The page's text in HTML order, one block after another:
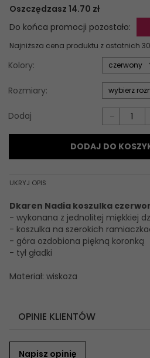
Oszczędzasz 14.70 zł
Do końca promocji pozostało:
Najniższa cena produktu z ostatnich
Kolory: options[34]
czerwony
Rozmiary: options[35]
wybierz
Dodaj
DODAJ DO
UKRYJ OPIS
Dkaren Nadia koszulka
- wykonana z jednolitej miękkiej
- koszulka na szerokich
- góra ozdobiona piękną koronką
- tył gładki
Materiał: wiskoza
OPINIE KLIENTÓW
Napisz opinię